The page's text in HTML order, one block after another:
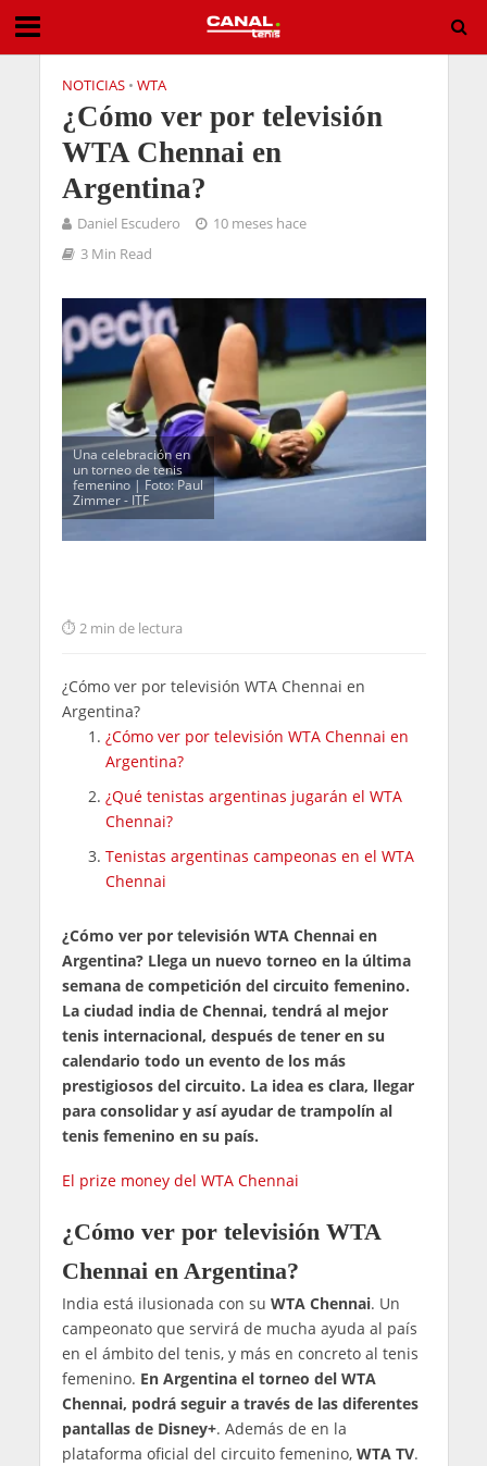
NOTICIAS • WTA
¿Cómo ver por televisión
WTA Chennai en
Argentina?
Daniel Escudero
10 meses hace
3 Min Read
Una celebración en
un torneo de tenis
femenino | Foto: Paul
Zimmer - ITF
2 min de lectura
¿Cómo ver por televisión WTA Chennai en
Argentina?
¿Cómo ver por televisión WTA Chennai en
Argentina?
¿Qué tenistas argentinas jugarán el WTA
Chennai?
Tenistas argentinas campeonas en el WTA
Chennai
¿Cómo ver por televisión WTA Chennai en
Argentina? Llega un nuevo torneo en la última
semana de competición del circuito femenino.
La ciudad india de Chennai, tendrá al mejor
tenis internacional, después de tener en su
calendario todo un evento de los más
prestigiosos del circuito. La idea es clara, llegar
para consolidar y así ayudar de trampolín al
tenis femenino en su país.
El prize money del WTA Chennai
¿Cómo ver por televisión WTA
Chennai en Argentina?
India está ilusionada con su WTA Chennai. Un
campeonato que servirá de mucha ayuda al país
en el ámbito del tenis, y más en concreto al tenis
femenino. En Argentina el torneo del WTA
Chennai, podrá seguir a través de las diferentes
pantallas de Disney+. Además de en la
plataforma oficial del circuito femenino, WTA TV.